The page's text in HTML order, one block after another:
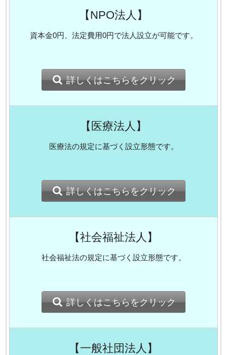
【NPO法人】
資本金0円、法定費用0円で法人設立が可能です。
詳しくはこちらをクリック
【医療法人】
医療法の規定に基づく設立形態です。
詳しくはこちらをクリック
【社会福祉法人】
社会福祉法の規定に基づく設立形態です。
詳しくはこちらをクリック
【一般社団法人】